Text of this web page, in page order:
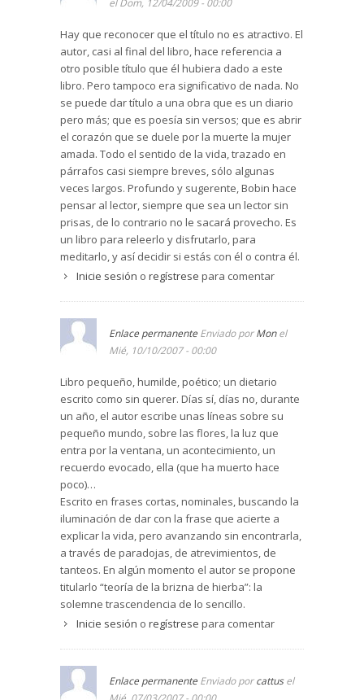
el Dom, 12/04/2009 - 00:00
Hay que reconocer que el título no es atractivo. El
autor, casi al final del libro, hace referencia a
otro posible título que él hubiera dado a este
libro. Pero tampoco era significativo de nada. No
se puede dar título a una obra que es un diario
pero más; que es poesía sin versos; que es abrir
el corazón que se duele por la muerte la mujer
amada. Todo el sentido de la vida, trazado en
párrafos casi siempre breves, sólo algunas
veces largos. Profundo y sugerente, Bobin hace
pensar al lector, siempre que sea un lector sin
prisas, de lo contrario no le sacará provecho. Es
un libro para releerlo y disfrutarlo, para
meditarlo, y así decidir si estás con él o contra él.
Da lo mismo, lo importante es la necesidad de ir
Inicie sesión o regístrese para comentar
Enlace permanente Enviado porMonel
Mié, 10/10/2007 - 00:00
Libro pequeño, humilde, poético; un dietario
escrito como sin querer. Días sí, días no, durante
un año, el autor escribe unas líneas sobre su
pequeño mundo, sobre las flores, la luz que
entra por la ventana, un acontecimiento, un
recuerdo evocado, ella (que ha muerto hace
poco)…
Escrito en frases cortas, nominales, buscando la
iluminación de dar con la frase que acierte a
explicar la vida, pero avanzando sin encontrarla,
a través de paradojas, de atrevimientos, de
tanteos. En algún momento el autor se propone
titularlo “teoría de la brizna de hierba”: la
solemne trascendencia de lo sencillo.
Inicie sesión o regístrese para comentar
Enlace permanente Enviado porcattusel